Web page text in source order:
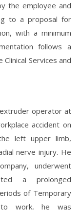
the employee and
to a proposal for
with a minimum
follows a
Services and
operator at
accident on
left upper limb,
nerve injury. He
underwent
a prolonged
of Temporary
to work, he was